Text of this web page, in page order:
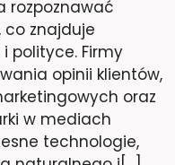
rozpoznawać
znajduje
polityce. Firmy
opinii klientów,
oraz
w mediach
technologie,